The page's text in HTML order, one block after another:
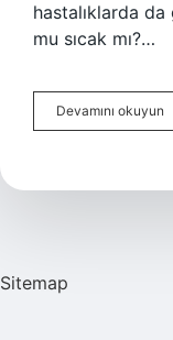
hastalıklarda
mu sıcak mı?…
Devamını okuyun
Sitemap